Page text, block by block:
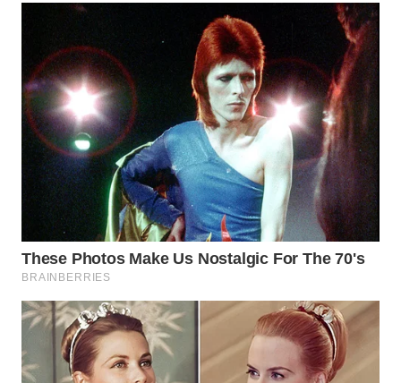
WN
WN
CIANJUR
WN
KEPULAUAN
SERIBU
WN
TANGERANG
BINJAI
WN
CIREBON